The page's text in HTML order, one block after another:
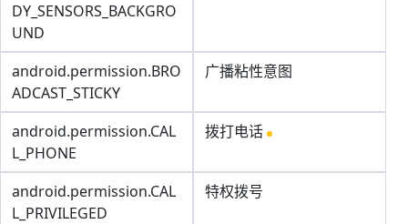
DY_SENSORS_BACKGRO
UND
android.permission.BRO
ADCAST_STICKY
广播粘性意图
android.permission.CAL
L_PHONE
拨打电话
android.permission.CAL
L_PRIVILEGED
特权拨号